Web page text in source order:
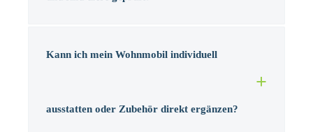
Kann ich mein Wohnmobil individuell
ausstatten oder Zubehör direkt ergänzen?